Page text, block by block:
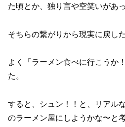
た頃とか、独り言や空笑いがあ
そちらの繋がりから現実に戻した
よく「ラーメン食べに行こうか
た。
すると、シュン！！と、リアル
のラーメン屋にしようかな〜と